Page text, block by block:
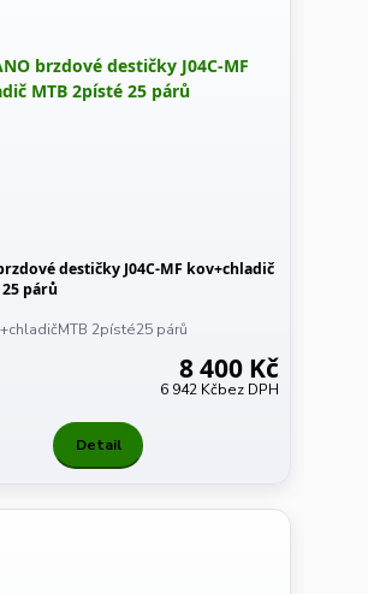
destičky J04C-MF kov+chladič
párů
2písté25 párů
8 400 Kč
6 942 Kčbez DPH
Detail